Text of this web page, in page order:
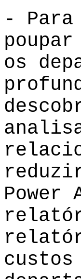
- Para
os